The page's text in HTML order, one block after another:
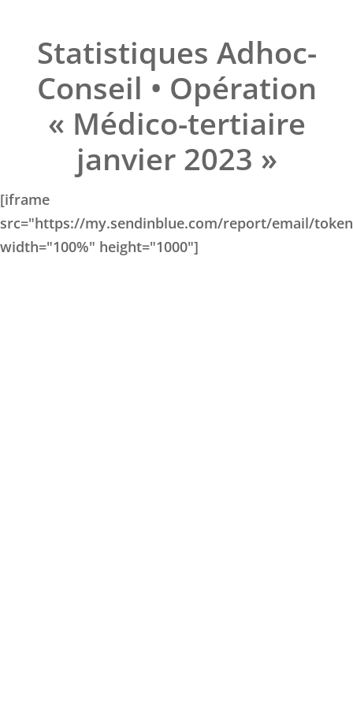
Statistiques Adhoc-
Conseil • Opération
« Médico-tertiaire
janvier 2023 »
[iframe
src="https://my.sendinblue.com/report/email/token/
width="100%" height="1000"]